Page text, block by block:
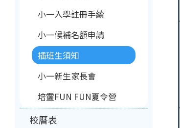
小一入學註冊手續
小一候補名額申請
插班生須知
小一新生家長會
培靈FUN FUN夏令營
校曆表